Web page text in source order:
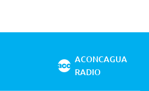
ACONCAGUA
RADIO